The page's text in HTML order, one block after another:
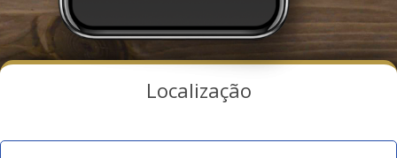
Localização